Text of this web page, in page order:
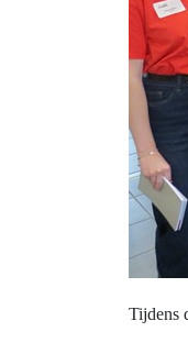
Tijdens